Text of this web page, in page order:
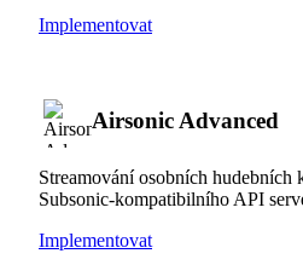
Implementovat
Airsonic Advanced
Streamování osobních
Subsonic-kompatibilního API
Implementovat